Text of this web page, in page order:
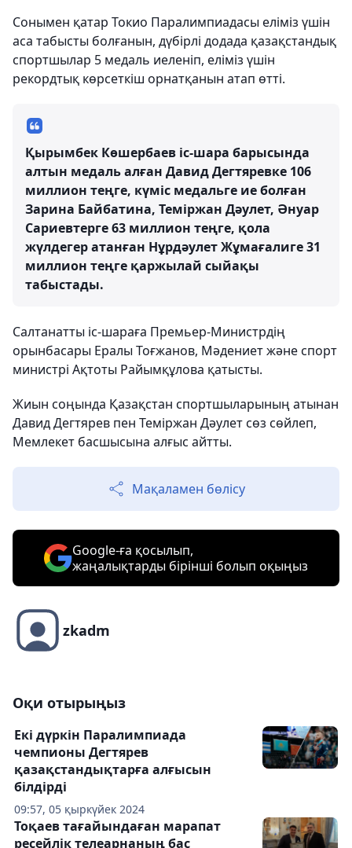
Сонымен қатар Токио Паралимпиадасы еліміз үшін
аса табысты болғанын, дүбірлі додада қазақстандық
спортшылар 5 медаль иеленіп, еліміз үшін
рекордтық көрсеткіш орнатқанын атап өтті.
Қырымбек Көшербаев іс-шара барысында
алтын медаль алған Давид Дегтяревке 106
миллион теңге, күміс медальге ие болған
Зарина Байбатина, Теміржан Дәулет, Әнуар
Сариевтерге 63 миллион теңге, қола
жүлдегер атанған Нұрдәулет Жұмағалиге 31
миллион теңге қаржылай сыйақы
табыстады.
Салтанатты іс-шараға Премьер-Министрдің
орынбасары Ералы Тоғжанов, Мәдениет және спорт
министрі Ақтоты Райымқұлова қатысты.
Жиын соңында Қазақстан спортшыларының атынан
Давид Дегтярев пен Теміржан Дәулет сөз сөйлеп,
Мемлекет басшысына алғыс айтты.
Мақаламен бөлісу
Google-ға қосылып,
жаңалықтарды бірінші болып оқыңыз
zkadm
Оқи отырыңыз
09:57, 05 қыркүйек 2024
Екі дүркін Паралимпиада
чемпионы Дегтярев
қазақстандықтарға алғысын
білдірді
Тоқаев тағайындаған марапат
ресейлік телеарнаның бас